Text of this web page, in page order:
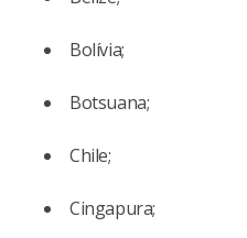
Bolívia;
Botsuana;
Chile;
Cingapura;